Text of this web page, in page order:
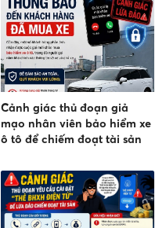
Cảnh giác thủ đoạn giả
mạo nhân viên bảo hiểm xe
ô tô để chiếm đoạt tài sản